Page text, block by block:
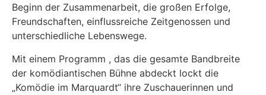
Beginn der Zusammenarbeit, die großen Erfolge,
Freundschaften, einflussreiche Zeitgenossen und
unterschiedliche Lebenswege.
Mit einem Programm , das die gesamte Bandbreite
der komödiantischen Bühne abdeckt lockt die
„Komödie im Marquardt“ ihre Zuschauerinnen und